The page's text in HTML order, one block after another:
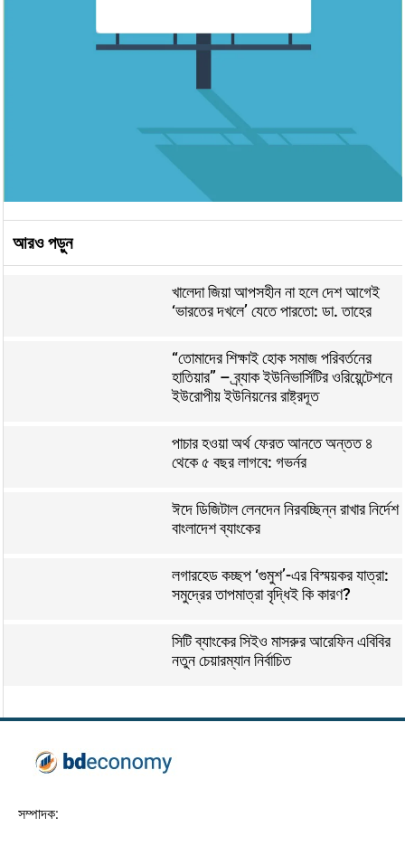
আরও পড়ুন
খালেদা জিয়া আপসহীন না হলে দেশ আগেই
‘ভারতের দখলে’ যেতে পারতো: ডা. তাহের
“তোমাদের শিক্ষাই হোক সমাজ পরিবর্তনের
হাতিয়ার” – ব্র্যাক ইউনিভার্সিটির ওরিয়েন্টেশনে
ইউরোপীয় ইউনিয়নের রাষ্ট্রদূত
পাচার হওয়া অর্থ ফেরত আনতে অন্তত ৪
থেকে ৫ বছর লাগবে: গভর্নর
ঈদে ডিজিটাল লেনদেন নিরবচ্ছিন্ন রাখার নির্দেশ
বাংলাদেশ ব্যাংকের
লগারহেড কচ্ছপ ‘গুমুশ’-এর বিস্ময়কর যাত্রা:
সমুদ্রের তাপমাত্রা বৃদ্ধিই কি কারণ?
সিটি ব্যাংকের সিইও মাসরুর আরেফিন এবিবির
নতুন চেয়ারম্যান নির্বাচিত
সম্পাদক: